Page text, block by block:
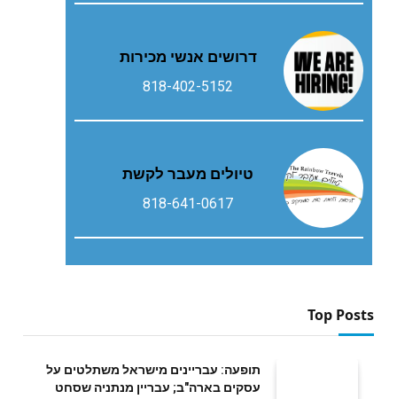
דרושים אנשי מכירות
818-402-5152
טיולים מעבר לקשת
818-641-0617
Top Posts
תופעה: עבריינים מישראל משתלטים על
עסקים בארה"ב; עבריין מנתניה שסחט